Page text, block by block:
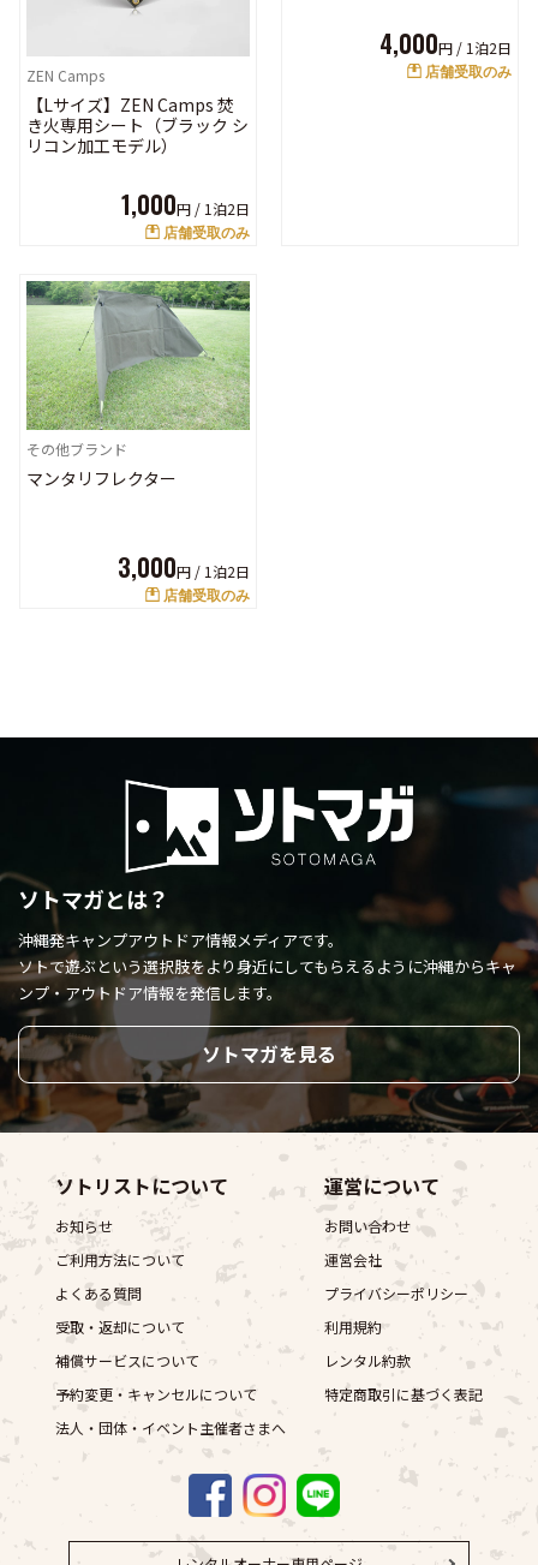
ZEN Camps
【Lサイズ】ZEN Camps 焚
き火専用シート（ブラック シ
リコン加工モデル）
1,000円 / 1泊2日
店舗受取のみ
4,000円 / 1泊2日
店舗受取のみ
その他ブランド
マンタリフレクター
3,000円 / 1泊2日
店舗受取のみ
ソトマガとは？
沖縄発キャンプアウトドア情報メディアです。
ソトで遊ぶという選択肢をより身近にしてもらえるように沖縄からキャ
ンプ・アウトドア情報を発信します。
ソトマガを見る
ソトリストについて
お知らせ
ご利用方法について
よくある質問
受取・返却について
補償サービスについて
予約変更・キャンセルについて
法人・団体・イベント主催者さまへ
運営について
お問い合わせ
運営会社
プライバシーポリシー
利用規約
レンタル約款
特定商取引に基づく表記